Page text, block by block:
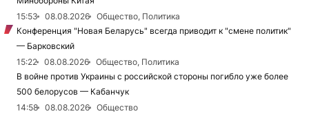
15:53
08.08.2026
Общество, Политика
Конференция "Новая Беларусь" всегда приводит к "смене политик"
— Барковский
15:22
08.08.2026
Общество, Политика
В войне против Украины с российской стороны погибло уже более
500 белорусов — Кабанчук
14:58
08.08.2026
Общество